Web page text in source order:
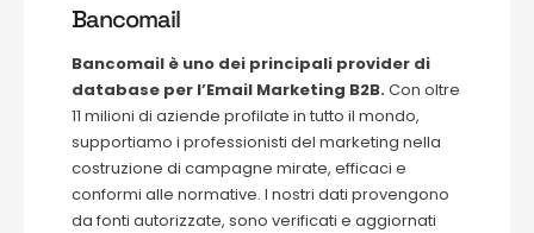
Bancomail
Bancomail è uno dei principali provider di
database per l’Email Marketing B2B.Con oltre
11 milioni di aziende profilate in tutto il mondo,
supportiamo i professionisti del marketing nella
costruzione di campagne mirate, efficaci e
conformi alle normative. I nostri dati provengono
da fonti autorizzate, sono verificati e aggiornati